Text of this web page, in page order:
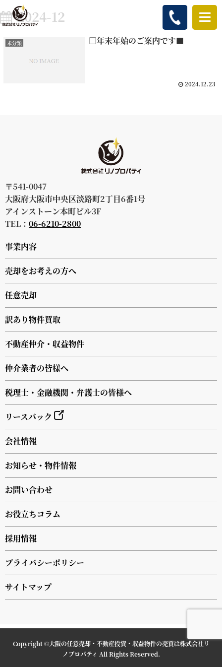
2024-12
未分類 □年末年始のご案内です■
2024.12.23
〒541-0047
大阪府大阪市中央区淡路町2丁目6番1号
アインストーン本町ビル3F
TEL： 06-6210-2800
事業内容
売却をお考えの方へ
任意売却
訳あり物件買取
不動産仲介・収益物件
仲介業者の皆様へ
税理士・金融機関・弁護士の皆様へ
リースバック
会社情報
お知らせ・物件情報
お問い合わせ
お役立ちコラム
採用情報
プライバシーポリシー
サイトマップ
Copyright ©大阪の任意売却・不動産投資・収益物件の売買は株式会社リ
ノプロパティ All Rights Reserved.